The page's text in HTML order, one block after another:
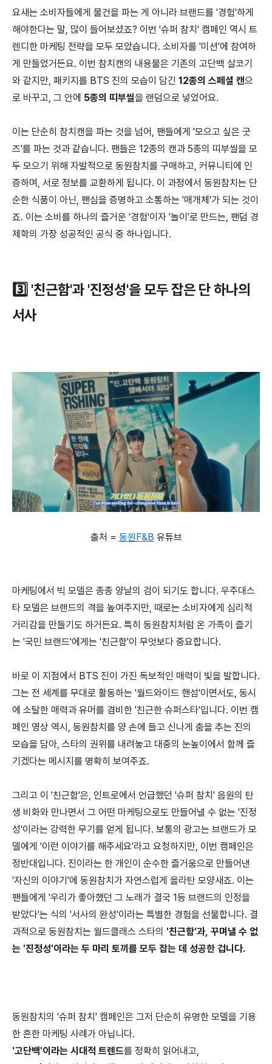
요새는 소비자들에게 물건을 파는 게 아니라 브랜드를 '경험'하게
해야한다는 말, 많이 들어보셨죠? 이번 '슈퍼 참치' 캠페인 역시 트
렌디한 마케팅 전략을 모두 모았습니다. 소비자를 '미션'에 참여하
게 만들었거든요. 이번 참치캔의 내용물은 기존의 고단백 살코기
와 같지만, 패키지를 BTS 진의 모습이 담긴 12종의 스페셜 캔으
로 바꾸고, 그 안에 5종의 띠부씰을 랜덤으로 넣었어요.
이는 단순히 참치캔을 파는 것을 넘어, 팬들에게 '모으고 싶은 굿
즈'를 파는 것과 같습니다. 팬들은 12종의 캔과 5종의 띠부씰을 모
두 모으기 위해 자발적으로 동원참치를 구매하고, 커뮤니티에 인
증하며, 서로 정보를 교환하게 됩니다. 이 과정에서 동원참치는 단
순한 식품이 아닌, 팬심을 증명하고 소통하는 '매개체'가 되는 것이
죠. 이는 소비를 하나의 즐거운 '경험'이자 '놀이'로 만드는, 팬덤 경
제학의 가장 성공적인 공식 중 하나입니다.
3️⃣ '친근함'과 '진정성'을 모두 잡은 단 하나의
서사
출처 = 동원F&B 유튜브
마케팅에서 빅 모델은 종종 양날의 검이 되기도 합니다. 우주대스
타 모델은 브랜드의 격을 높여주지만, 때로는 소비자에게 심리적
거리감을 만들기도 하거든요. 특히 동원참치처럼 온 가족이 즐기
는 '국민 브랜드'에게는 '친근함'이 무엇보다 중요합니다.
바로 이 지점에서 BTS 진이 가진 독보적인 매력이 빛을 발합니다.
그는 전 세계를 무대로 활동하는 '월드와이드 핸섬'이면서도, 동시
에 소탈한 매력과 유머를 겸비한 '친근한 슈퍼스타'입니다. 이번 캠
페인 영상 역시, 동원참치를 양 손에 들고 신나게 춤을 추는 진의
모습을 담아, 스타의 권위를 내려놓고 대중의 눈높이에서 함께 즐
기겠다는 메시지를 명확히 보여주죠.
그리고 이 '친근함'은, 인트로에서 언급했던 '슈퍼 참치' 음원의 탄
생 비화와 만나면서 그 어떤 마케팅으로도 만들어낼 수 없는 '진정
성'이라는 강력한 무기를 얻게 됩니다. 보통의 광고는 브랜드가 모
델에게 '이런 이야기를 해주세요'라고 요청하지만, 이번 캠페인은
정반대입니다. 진이라는 한 개인이 순수한 즐거움으로 만들어낸
'자신의 이야기'에 동원참치가 자연스럽게 올라탄 모양새죠. 이는
팬들에게 '우리가 좋아했던 그 노래가 결국 1등 브랜드의 인정을
받았다'는 식의 '서사의 완성'이라는 특별한 경험을 선물합니다. 결
과적으로 동원참치는 월드클래스 스타의 '친근함'과, 꾸며낼 수 없
는 '진정성'이라는 두 마리 토끼를 모두 잡는 데 성공한 겁니다.
동원참치의 '슈퍼 참치' 캠페인은 그저 단순히 유명한 모델을 기용
한 흔한 마케팅 사례가 아닙니다.
'고단백'이라는 시대적 트렌드를 정확히 읽어내고,